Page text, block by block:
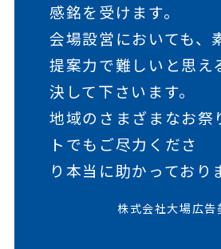
感銘を受けます。
会場設営においても、
提案力で難しいと思え
決して下さいます。
地域のさまざまなお祭
トでもご尽力くださ
り本当に助かっており
株式会社大場広告